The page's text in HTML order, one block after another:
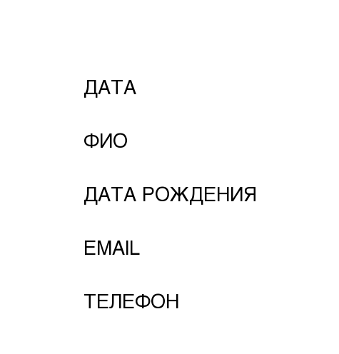
ДАТА
ФИО
ДАТА РОЖДЕНИЯ
EMAIL
ТЕЛЕФОН